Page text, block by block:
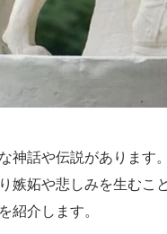
神話や伝説があります
嫉妬や悲しみを生むこ
紹介します。